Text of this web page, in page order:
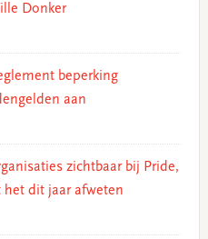
Donker
beperking
aan
zichtbaar bij Pride,
het dit jaar afweten